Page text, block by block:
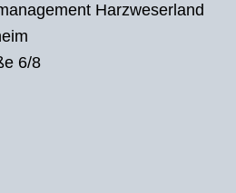
Harzweserland
6/8